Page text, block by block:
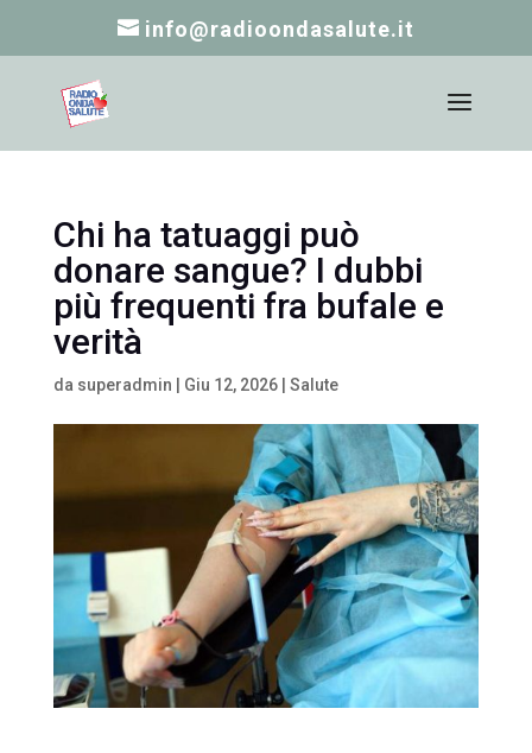
info@radioondasalute.it
Chi ha tatuaggi può
donare sangue? I dubbi
più frequenti fra bufale e
verità
da superadmin Giu 12, 2026| Salute